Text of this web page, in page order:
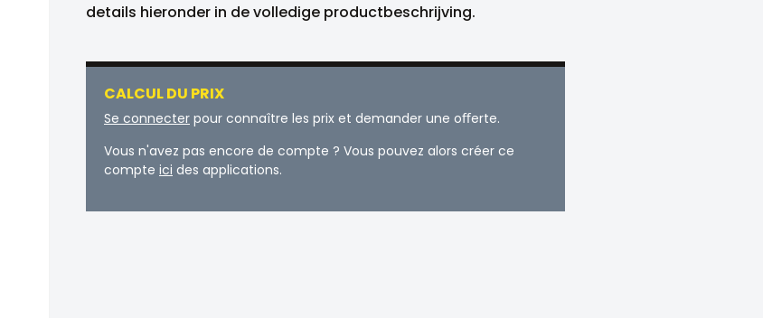
details hieronder in de volledige productbeschrijving.
CALCUL DU PRIX
Se connecter pour connaître les prix et demander une oﬀerte.
Vous n'avez pas encore de compte ? Vous pouvez alors créer ce
compte ici des applications.